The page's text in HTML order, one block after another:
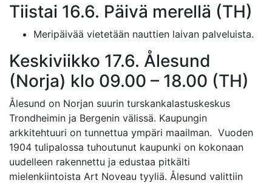
Tiistai 16.6. Päivä merellä (TH)
Meripäivää vietetään nauttien laivan palveluista.
Keskiviikko 17.6. Ålesund
(Norja) klo 09.00 – 18.00 (TH)
Ålesund on Norjan suurin turskankalastuskeskus
Trondheimin ja Bergenin välissä. Kaupungin
arkkitehtuuri on tunnettua ympäri maailman. Vuoden
1904 tulipalossa tuhoutunut kaupunki on kokonaan
uudelleen rakennettu ja edustaa pitkälti
mielenkiintoista Art Noveau tyyliä. Ålesund valittiin